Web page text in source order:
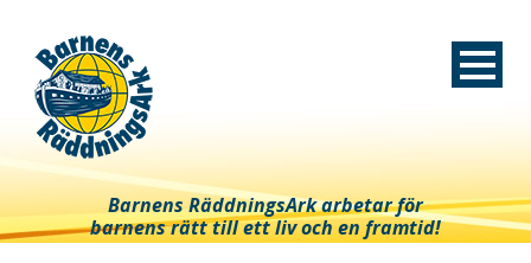
Barnens RäddningsArk arbetar för
barnens rätt till ett liv och en framtid!